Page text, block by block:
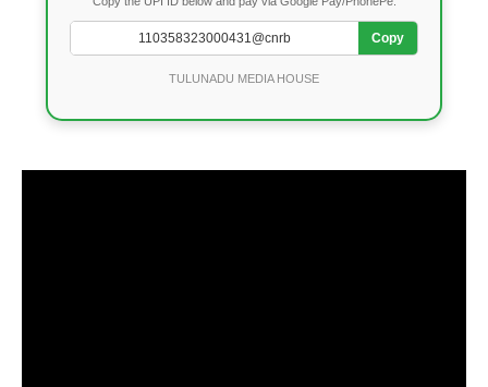
Copy
TULUNADU MEDIA HOUSE